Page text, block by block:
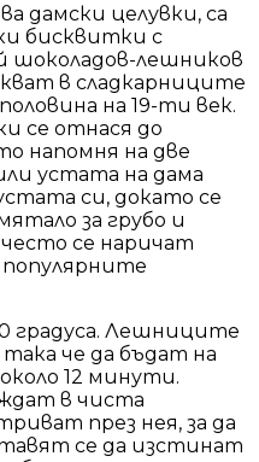
дамски целувки, са
бисквитки с
шоколадов-лешников
в сладкарниците
на 19-ти век.
се отнася до
напомня на две
устата на дама
си, докато се
за грубо и
се наричат
градуса. Лешниците
че да бъдат на
12 минути.
в чиста
през нея, за да
се да изстинат